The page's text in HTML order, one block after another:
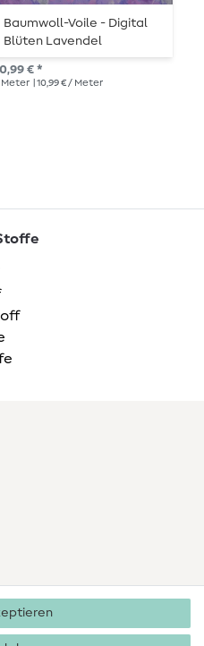
Baumwoll-Voile - Digital
Blüten Lavendel
€ *
Meter | 10,99 € / Meter